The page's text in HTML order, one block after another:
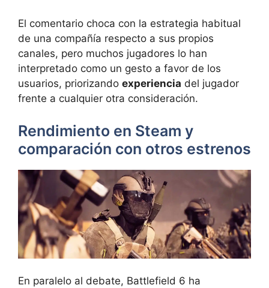
El comentario choca con la estrategia habitual
de una compañía respecto a sus propios
canales, pero muchos jugadores lo han
interpretado como un gesto a favor de los
usuarios, priorizando experiencia del jugador
frente a cualquier otra consideración.
Rendimiento en Steam y
comparación con otros estrenos
En paralelo al debate, Battlefield 6 ha